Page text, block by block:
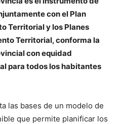
con el Plan
Territorial y los Planes
Territorial, conforma la
con equidad
para todos los habitantes
las bases de un modelo de
que permite planificar los